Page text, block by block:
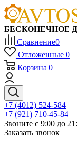
БЕСКОНЕЧНОЕ
Сравнение0
Отложенные 0
Корзина 0
+7 (4012) 524-584
+7 (921) 710-45-84
Звоните с 9:00 до
Заказать звонок